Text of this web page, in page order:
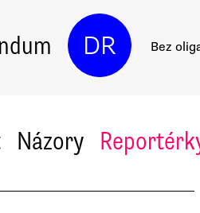
DR Bez
Názory